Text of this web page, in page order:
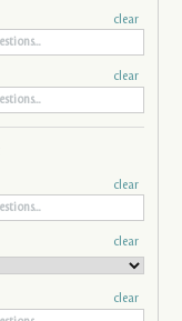
clear
clear
clear
clear
clear